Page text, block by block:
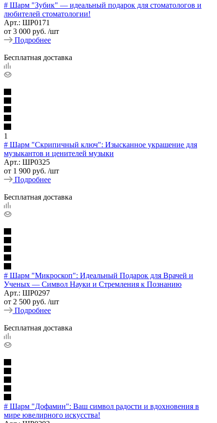
# Шарм "Зубик" — идеальный подарок для стоматологов и
любителей стоматологии!
Арт.: ШР0171
от 3 000 руб. /шт
Подробнее
Бесплатная доставка
1
# Шарм "Скрипичный ключ": Изысканное украшение для
музыкантов и ценителей музыки
Арт.: ШР0325
от 1 900 руб. /шт
Подробнее
Бесплатная доставка
# Шарм "Микроскоп": Идеальный Подарок для Врачей и
Ученых — Символ Науки и Стремления к Познанию
Арт.: ШР0297
от 2 500 руб. /шт
Подробнее
Бесплатная доставка
# Шарм "Дофамин": Ваш символ радости и вдохновения в
мире ювелирного искусства!